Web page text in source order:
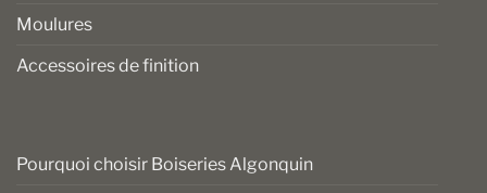
Moulures
Accessoires de finition
Pourquoi choisir Boiseries Algonquin